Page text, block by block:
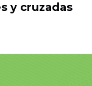
y cruzadas